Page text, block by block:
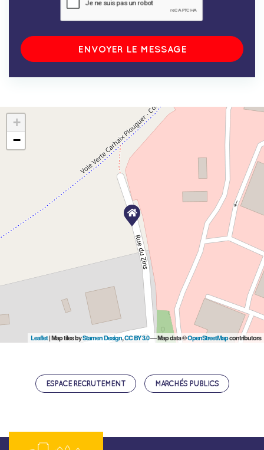
+
−
Leaflet| Map tiles byStamen Design,CC BY 3.0— Map data ©OpenStreetMapcontributors
ESPACE RECRUTEMENT MARCHÉS PUBLICS